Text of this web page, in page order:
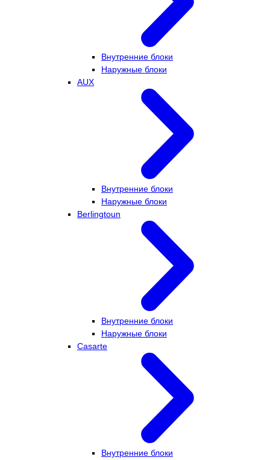
Внутренние блоки
Наружные блоки
AUX
Внутренние блоки
Наружные блоки
Berlingtoun
Внутренние блоки
Наружные блоки
Casarte
Внутренние блоки